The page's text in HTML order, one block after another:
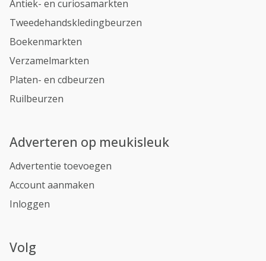
Antiek- en curiosamarkten
Tweedehandskledingbeurzen
Boekenmarkten
Verzamelmarkten
Platen- en cdbeurzen
Ruilbeurzen
Adverteren op meukisleuk
Advertentie toevoegen
Account aanmaken
Inloggen
Volg